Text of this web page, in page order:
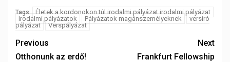
Tags:
Életek a kordonokon túl irodalmi pályázat irodalmi pályázat
Irodalmi pályázatok
Pályázatok magánszemélyeknek
versíró
pályázat
Verspályázat
Previous
Otthonunk az erdő!
Next
Frankfurt Fellowship